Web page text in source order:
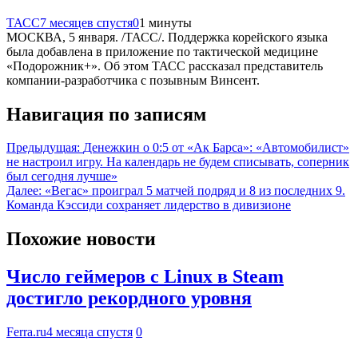
ТАСС7 месяцев спустя01 минуты
МОСКВА, 5 января. /ТАСС/. Поддержка корейского языка
была добавлена в приложение по тактической медицине
«Подорожник+». Об этом ТАСС рассказал представитель
компании-разработчика с позывным Винсент.
Навигация по записям
Предыдущая: Денежкин о 0:5 от «Ак Барса»: «Автомобилист»
не настроил игру. На календарь не будем списывать, соперник
был сегодня лучше»
Далее: «Вегас» проиграл 5 матчей подряд и 8 из последних 9.
Команда Кэссиди сохраняет лидерство в дивизионе
Похожие новости
Число геймеров с Linux в Steam
достигло рекордного уровня
Ferra.ru4 месяца спустя 0